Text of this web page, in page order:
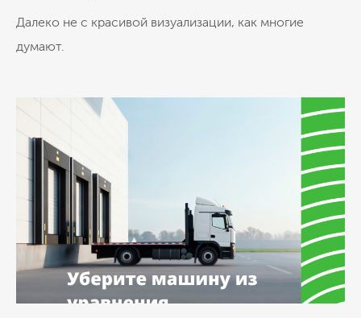
Далеко не с красивой визуализации, как многие
думают.